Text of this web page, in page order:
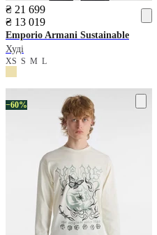
₴ 21 699
₴ 13 019
Emporio Armani Sustainable
Худі
XS S M L
−60%